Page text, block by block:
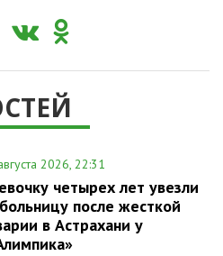
2026, 22:31
четырех лет увезли
после жесткой
в Астрахани у